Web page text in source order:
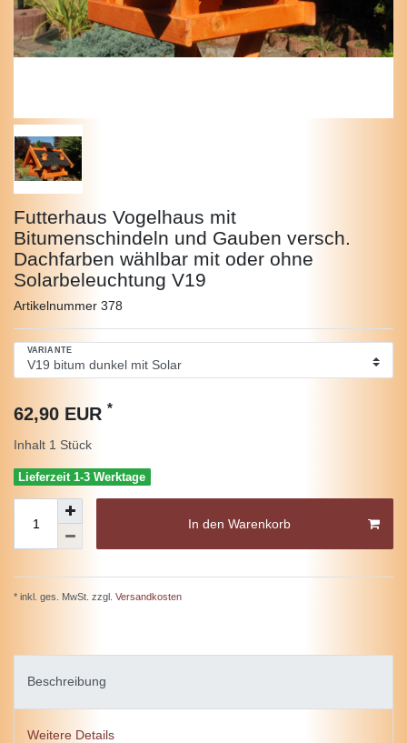
Futterhaus Vogelhaus mit
Bitumenschindeln und Gauben versch.
Dachfarben wählbar mit oder ohne
Solarbeleuchtung V19
Artikelnummer 378
VARIANTE
62,90 EUR *
Inhalt 1 Stück
Lieferzeit 1-3 Werktage
In den Warenkorb
* inkl. ges. MwSt. zzgl. Versandkosten
Beschreibung
Weitere Details